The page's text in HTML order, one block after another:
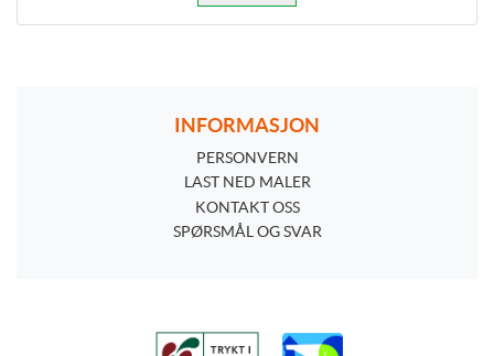
INFORMASJON
PERSONVERN
PERSONVERN
LAST NED MALER
KONTAKT OSS
SPØRSMÅL OG SVAR